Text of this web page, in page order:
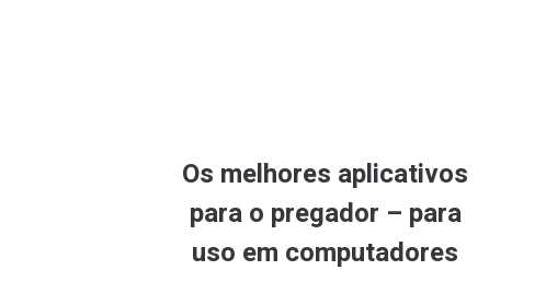
Os melhores aplicativos
para o pregador – para
uso em computadores